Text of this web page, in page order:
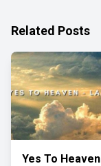
Related Posts
Yes To Heaven